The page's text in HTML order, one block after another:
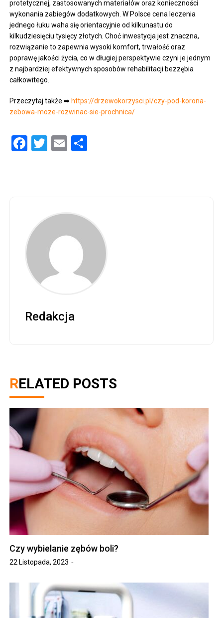
protetycznej, zastosowanych materiałów oraz konieczności
wykonania zabiegów dodatkowych. W Polsce cena leczenia
jednego łuku waha się orientacyjnie od kilkunastu do
kilkudziesięciu tysięcy złotych. Choć inwestycja jest znaczna,
rozwiązanie to zapewnia wysoki komfort, trwałość oraz
poprawę jakości życia, co w długiej perspektywie czyni je jednym
z najbardziej efektywnych sposobów rehabilitacji bezzębia
całkowitego.
Przeczytaj także ➡ https://drzewokorzysci.pl/czy-pod-korona-
zebowa-moze-rozwinac-sie-prochnica/
Facebook
Twitter
Email
Redakcja
RELATED POSTS
Czy wybielanie zębów boli?
22 Listopada, 2023